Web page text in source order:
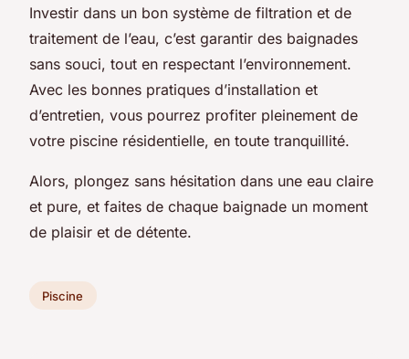
Investir dans un bon système de filtration et de
traitement de l’eau, c’est garantir des baignades
sans souci, tout en respectant l’environnement.
Avec les bonnes pratiques d’installation et
d’entretien, vous pourrez profiter pleinement de
votre piscine résidentielle, en toute tranquillité.
Alors, plongez sans hésitation dans une eau claire
et pure, et faites de chaque baignade un moment
de plaisir et de détente.
Piscine